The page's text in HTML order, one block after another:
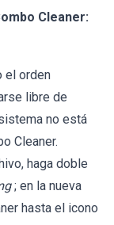
Cleaner:
el orden
libre de
no está
Cleaner.
haga doble
; en la nueva
hasta el icono